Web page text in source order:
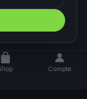
Compte